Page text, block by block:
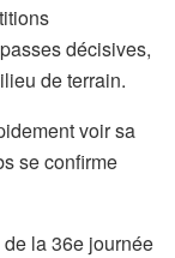
décisives,
de terrain.
voir sa
se confirme
la 36e journée